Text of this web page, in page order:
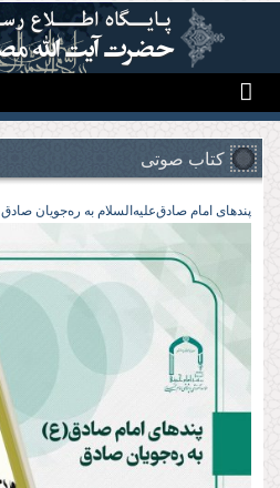
رفتن به محتوای اصلی
کتاب صوتی
پندهای امام صادق‌علیه‌السلام به ره‌جویان صادق